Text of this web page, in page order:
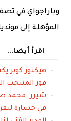
وباراجواي في
المؤهلة إلى
اقرأ أيضا...
هيكتور كوبر
فوز المنتخب
شيرر: محمد
في خسارة